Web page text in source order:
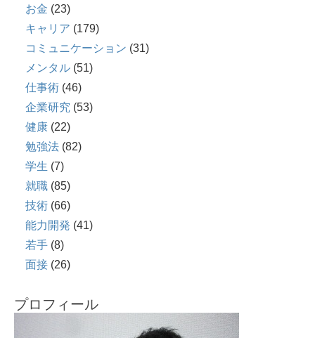
お金 (23)
キャリア (179)
コミュニケーション (31)
メンタル (51)
仕事術 (46)
企業研究 (53)
健康 (22)
勉強法 (82)
学生 (7)
就職 (85)
技術 (66)
能力開発 (41)
若手 (8)
面接 (26)
プロフィール